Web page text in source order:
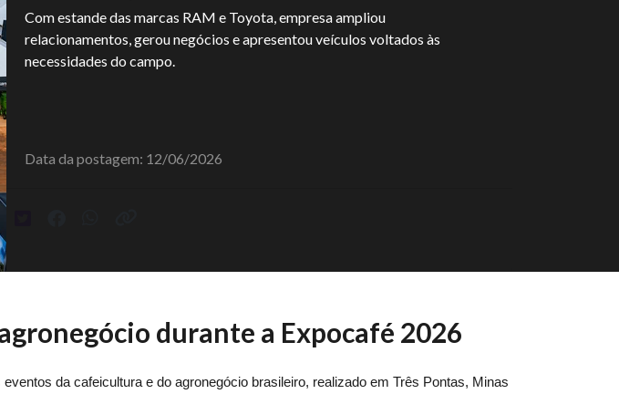
Com estande das marcas RAM e Toyota, empresa ampliou
relacionamentos, gerou negócios e apresentou veículos voltados às
necessidades do campo.
Data da postagem: 12/06/2026
durante a Expocafé 2026
da cafeicultura e do agronegócio brasileiro, realizado em Três Pontas, Minas